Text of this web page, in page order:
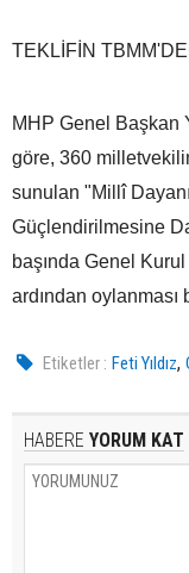
TEKLİFİN
MHP Genel Başkan
göre, 360
sunulan "Millî
Güçlendirilmesine
başında Genel
ardından oylanması
Etiketler : Feti Yıldız,
HABERE YORUM KAT